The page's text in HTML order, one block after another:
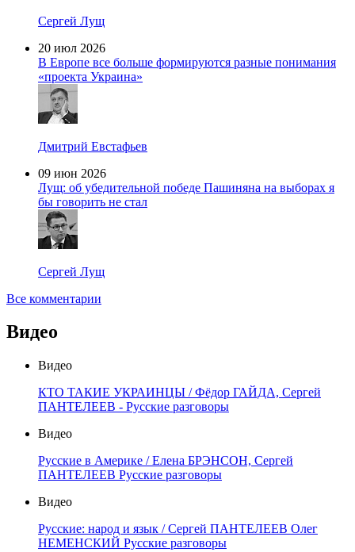
Сергей Лущ
20 июл 2026
В Европе все больше формируются разные понимания
«проекта Украина»
Дмитрий Евстафьев
09 июн 2026
Лущ: об убедительной победе Пашиняна на выборах я
бы говорить не стал
Сергей Лущ
Все комментарии
Видео
Видео
КТО ТАКИЕ УКРАИНЦЫ / Фёдор ГАЙДА, Сергей
ПАНТЕЛЕЕВ - Русские разговоры
Видео
Русские в Америке / Елена БРЭНСОН, Сергей
ПАНТЕЛЕЕВ Русские разговоры
Видео
Русские: народ и язык / Сергей ПАНТЕЛЕЕВ Олег
НЕМЕНСКИЙ Русские разговоры